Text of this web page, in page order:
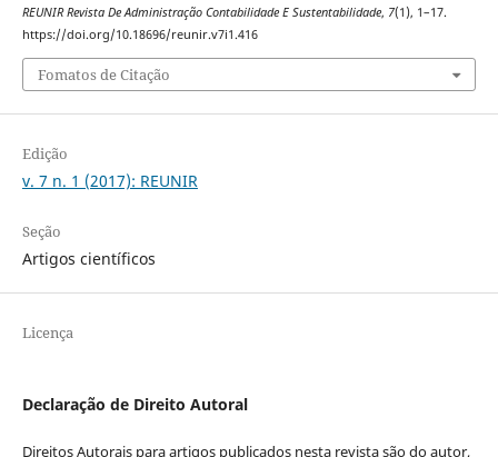
REUNIR Revista De Administração Contabilidade E Sustentabilidade, 7(1), 1–17.
https://doi.org/10.18696/reunir.v7i1.416
Fomatos de Citação
Edição
v. 7 n. 1 (2017): REUNIR
Seção
Artigos científicos
Licença
Declaração de Direito Autoral
Direitos Autorais para artigos publicados nesta revista são do autor,